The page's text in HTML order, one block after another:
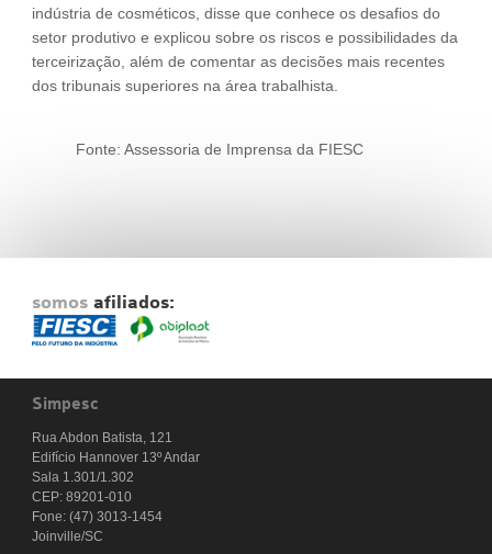
indústria de cosméticos, disse que conhece os desafios do
setor produtivo e explicou sobre os riscos e possibilidades da
terceirização, além de comentar as decisões mais recentes
dos tribunais superiores na área trabalhista.
Fonte: Assessoria de Imprensa da FIESC
somos afiliados:
Simpesc
Rua Abdon Batista, 121
Edifício Hannover 13º Andar
Sala 1.301/1.302
CEP: 89201-010
Fone: (47) 3013-1454
Joinville/SC